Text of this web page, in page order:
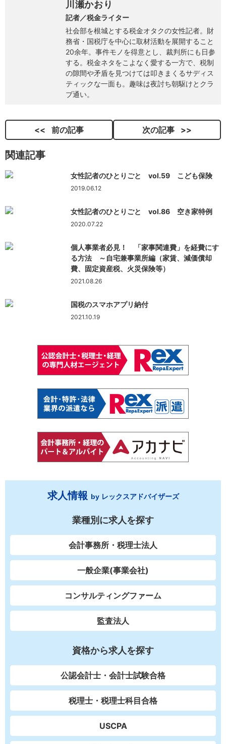
川瀬かおり
記者／税金ライター
社会部を根城とする税金オタクの女性記者。財
務省・国税庁を中心に取材活動を展開すること
20余年。事件モノを得意とし、裁判所にも日参
する。税金ネタをこよなく愛する一方で、税制
の隙間や矛盾を見つけては叩きまくるサディス
ティックな一面も。趣味は夜討ち朝駆けとクラ
ブ通い。
前の記事 次の記事
関連記事
女性記者のひとりごと vol.59 こども保険
2019.06.12
女性記者のひとりごと vol.86 空き家特例
2020.07.22
個人事業者必見！ 「家事関連費」を経費にす
る方法 ～自宅兼事業所編（家賃、減価償却
費、固定資産税、火災保険等）
2021.08.26
国税のスマホアプリ納付
2021.10.19
求人情報 by レックスアドバイザーズ
業種別に求人を探す
会計事務所・税理士法人
一般企業(事業会社)
コンサルティングファーム
監査法人
資格から求人を探す
公認会計士・会計士試験合格
税理士・税理士科目合格
USCPA